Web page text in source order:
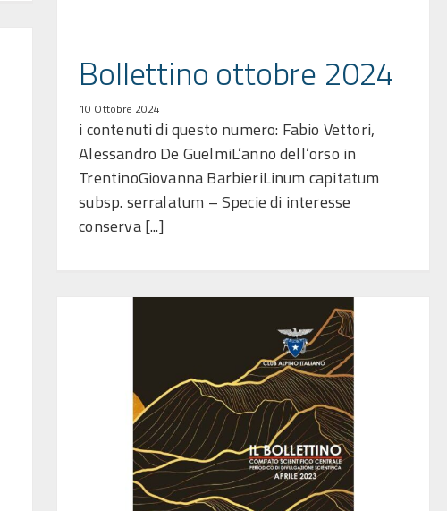
Bollettino ottobre 2024
10 Ottobre 2024
i contenuti di questo numero: Fabio Vettori,
Alessandro De GuelmiL’anno dell’orso in
TrentinoGiovanna BarbieriLinum capitatum
subsp. serralatum – Specie di interesse
conserva [...]